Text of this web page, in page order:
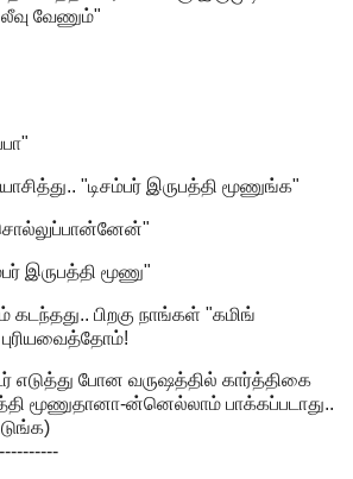
வேணும்"
"டிசம்பர் இருபத்தி மூணுங்க"
இருபத்தி மூணு"
பிறகு நாங்கள் "கமிங்
எடுத்து போன வருஷத்தில் கார்த்திகை
மூணுதானா-ன்னெல்லாம் பாக்கப்படாது..